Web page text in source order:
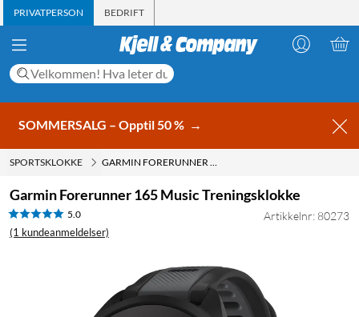
PRIVATPERSON BEDRIFT
SOMMERSALG – Opptil 50 % →
SPORTSKLOKKE GARMIN FORERUNNER 165 MUSIC TRENINGSKLOKKE
Garmin Forerunner 165 Music Treningsklokke
5.0
(1 kundeanmeldelser)
Artikkelnr: 80273